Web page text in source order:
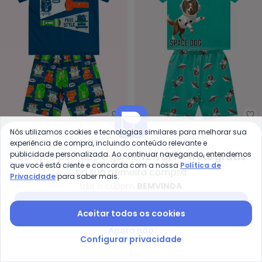
Kyly - Pijama Infantil Menino
Pijama Infantil Menino
Monstrinhos (Azul)
KYLY
R$ 42,70R$ 94,90
Pijama Infantil Menino
Cachorrinho (Verde)
KYLY
R$ 55,45R$ 110,90
-30%
Compre pelo app e ganhe12% OFF + frete grátis
na sua primeira compra
Nós utilizamos cookies e tecnologias similares para melhorar sua
experiência de compra, incluindo conteúdo relevante e
publicidade personalizada. Ao continuar navegando, entendemos
que você está ciente e concorda com a nossa Política de
Privacidadepara saber mais.
Aceitar todos os cookies
Configurar privacidade